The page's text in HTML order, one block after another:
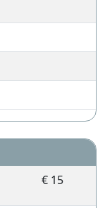
€ 15